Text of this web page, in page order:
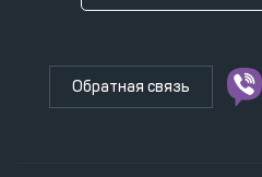
Обратная связь